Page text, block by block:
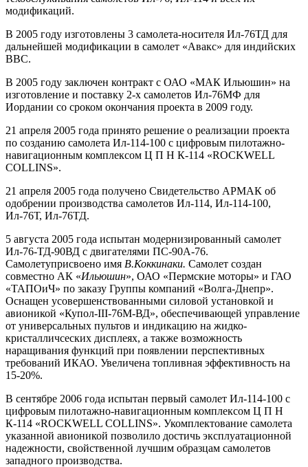
модификаций.
В 2005 году изготовлены 3 самолета-носителя Ил-76ТД для
дальнейшей модификации в самолет «Авакс» для индийских
ВВС.
В 2005 году заключен контракт с ОАО «МАК Ильюшин» на
изготовление и поставку 2-х самолетов Ил-76МФ для
Иордании со сроком окончания проекта в 2009 году.
21 апреля 2005 года принято решение о реализации проекта
по созданию самолета Ил-114-100 с цифровым пилотажно-
навигационным комплексом Ц П Н К-114 «ROCKWELL
COLLINS».
21 апреля 2005 года получено Свидетельство АРМАК об
одобрении производства самолетов Ил-114, Ил-114-100,
Ил-76Т, Ил-76ТД.
5 августа 2005 года испытан модернизированный самолет
Ил-76-ТД-90ВД с двигателями ПС-90А-76.
Самолетуприсвоено имя В.Коккинаки. Самолет создан
совместно АК «Ильюшин», ОАО «Пермские моторы» и ГАО
«ТАПОиЧ» по заказу Группы компаний «Волга-Днепр».
Оснащен усовершенствованными силовой установкой и
авионикой «Купол-III-76М-ВД», обеспечивающей управление
от универсальных пультов и индикацию на жидко-
кристалличсеских дисплеях, а также возможность
наращивания функций при появлении перспективных
требований ИКАО. Увеличена топливная эффективность на
15-20%.
В сентябре 2006 года испытан первый самолет Ил-114-100 с
цифровым пилотажно-навигационным комплексом Ц П Н
К-114 «ROCKWELL COLLINS». Укомплектование самолета
указанной авионикой позволило достичь эксплуатационной
надежности, свойственной лучшим образцам самолетов
западного производства.